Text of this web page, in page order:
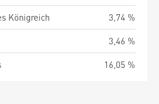
Königreich
3,74 %
3,46 %
16,05 %